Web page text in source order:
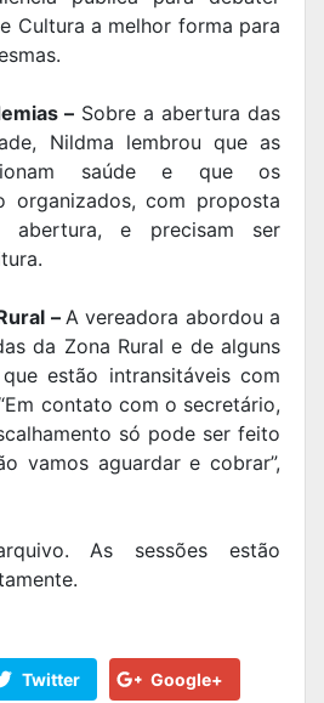
Cultura a melhor forma para
– Sobre a abertura das
Nildma lembrou que as
saúde e que os
organizados, com proposta
e precisam ser
– A vereadora abordou a
da Zona Rural e de alguns
estão intransitáveis com
contato com o secretário,
só pode ser feito
vamos aguardar e cobrar”,
As sessões estão
Twitter Google+